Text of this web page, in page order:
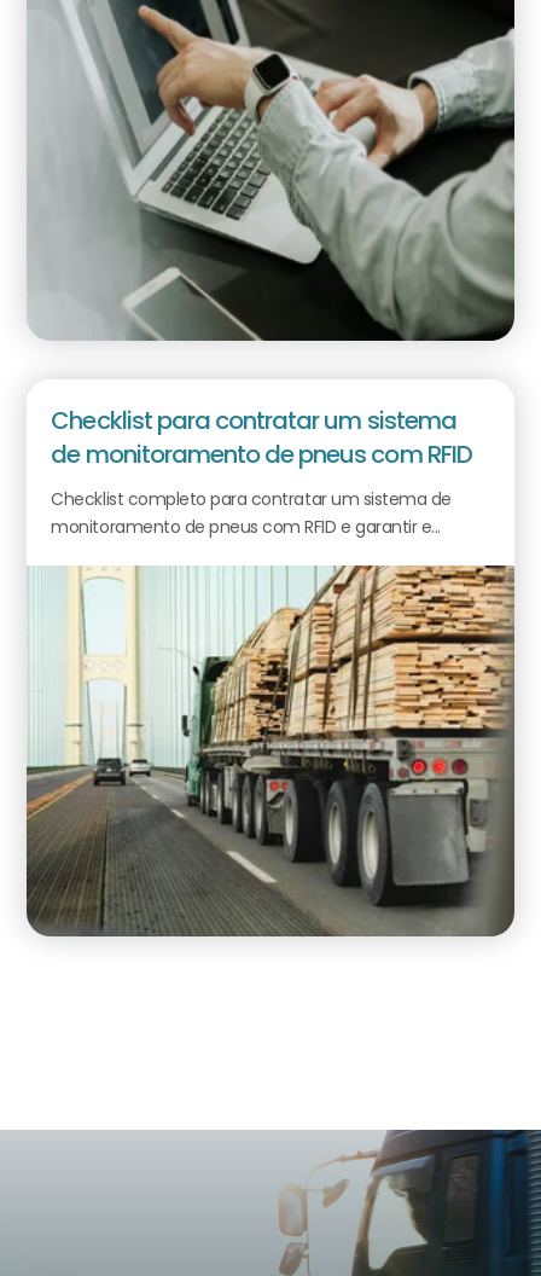
Checklist para contratar um sistema
de monitoramento de pneus com RFID
Checklist completo para contratar um sistema de
monitoramento de pneus com RFID e garantir e...